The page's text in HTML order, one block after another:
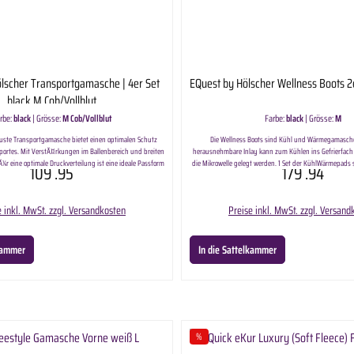
Transportgamasche | 4er Set
black M Cob/Vollblut
black|Grösse:M Cob/Vollblut
Transportgamasche bietet einen optimalen Schutz
Mit VerstÃ¤rkungen im Ballenbereich und breiten
eine optimale Druckverteilung ist eine ideale Passform
hoher Tragekomfort fÃ¼r Ihr Pferd garantiert ist. 4er Set
109.95
inkl. MwSt. zzgl. Versandkosten
EQuest by Hölscher Wellness Boots
Farbe:black|Grösse:M
Die Wellness Boots sind Kühl und
herausnehmbare Inlay kann zum Kühlen ins
die Mikrowelle gelegt werden. 1 Set der
enthalten. Kühlend helfen sie bei Schwellungen und
179.94
Preise inkl. MwSt. zzgl.
In die Sattelkammer
Rabatt
%